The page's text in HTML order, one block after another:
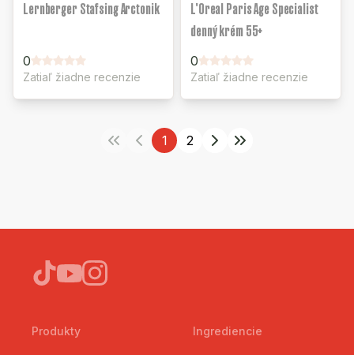
Lernberger Stafsing Arctonik
0
Zatiaľ žiadne recenzie
L'Oreal Paris Age Specialist
denný krém 55+
0
Zatiaľ žiadne recenzie
1 2
Produkty Ingrediencie